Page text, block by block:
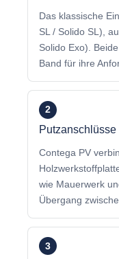
Das klassische
SL / Solido SL),
Solido Exo).
Band für ihre
2
Putzanschlüsse
Contega PV
wie Mauerwerk
Übergang
3